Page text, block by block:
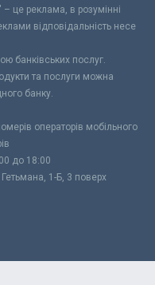
це реклама, в розумінні
відповідальність несе
банківських послуг.
та послуги можна
банку.
операторів мобільного
до 18:00
1-Б, 3 поверх